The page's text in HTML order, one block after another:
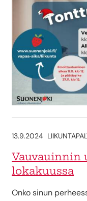
13.9.2024
Vauvauinnin
lokakuussa
Onko sinun